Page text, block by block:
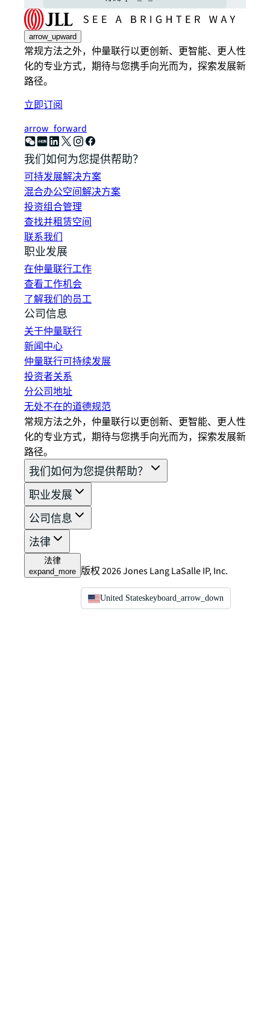
arrow_upward
常规方法之外，仲量联行以更创新、更智能、更人性
化的专业方式，期待与您携手向光而为，探索发展新
路径。
立即订阅
arrow_forward
我们如何为您提供帮助？
可持发展解决方案
混合办公空间解决方案
投资组合管理
查找并租赁空间
联系我们
职业发展
在仲量联行工作
查看工作机会
了解我们的员工
公司信息
关于仲量联行
新闻中心
仲量联行可持续发展
投资者关系
分公司地址
无处不在的道德规范
常规方法之外，仲量联行以更创新、更智能、更人性
化的专业方式，期待与您携手向光而为，探索发展新
路径。
我们如何为您提供帮助？
职业发展
公司信息
法律
法律
expand_more 版权 2026 Jones Lang LaSalle IP, Inc.
United Stateskeyboard_arrow_down